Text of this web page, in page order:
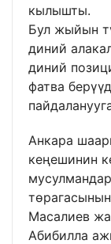
кылышты.
Бул жыйын
диний
диний
фатва
Анкара
кеңешинин
Масалиев
Абибилла